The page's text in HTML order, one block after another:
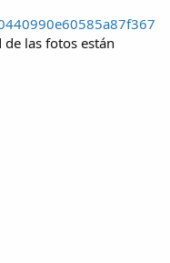
las fotos están